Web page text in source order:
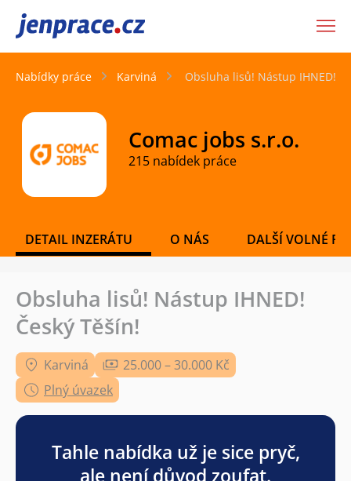
JenPráce.cz
Nabídky práce Karviná Obsluha lisů! Nástup IHNED!
Comac jobs s.r.o.
215 nabídek práce
DETAIL INZERÁTU O NÁS DALŠÍ VOLNÉ
Obsluha lisů! Nástup IHNED!
Český Těšín!
Karviná
25.000 – 30.000 Kč
Plný úvazek
Tahle nabídka už je sice pryč,
ale není důvod zoufat.